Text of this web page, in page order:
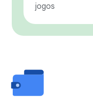
jogos